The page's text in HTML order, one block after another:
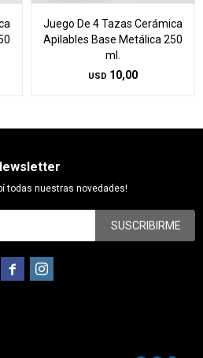
Juego De 4 Tazas Cerámica
Apilables Base Metálica 250
ml.
USD 10,00
todas nuestras novedades!
SUSCRIBIRME
 